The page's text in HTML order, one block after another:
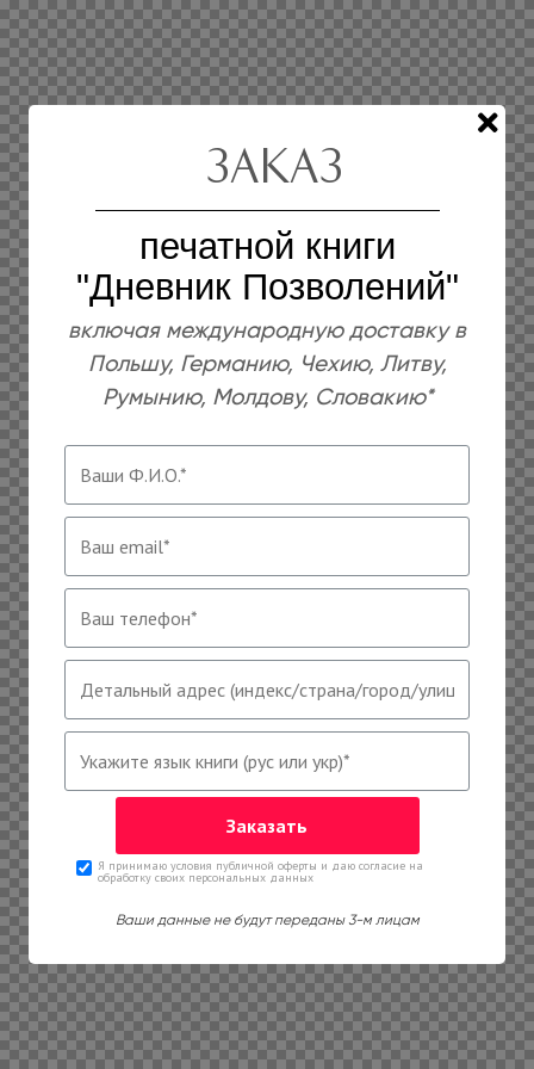
Заказ
печатной книги
"Дневник Позволений"
включая международную доставку в
Польшу, Германию, Чехию, Литву,
Румынию, Молдову, Словакию*
Я принимаю условия публичной оферты и даю согласие на
обработку своих персональных данных
Ваши данные не будут переданы 3-м лицам